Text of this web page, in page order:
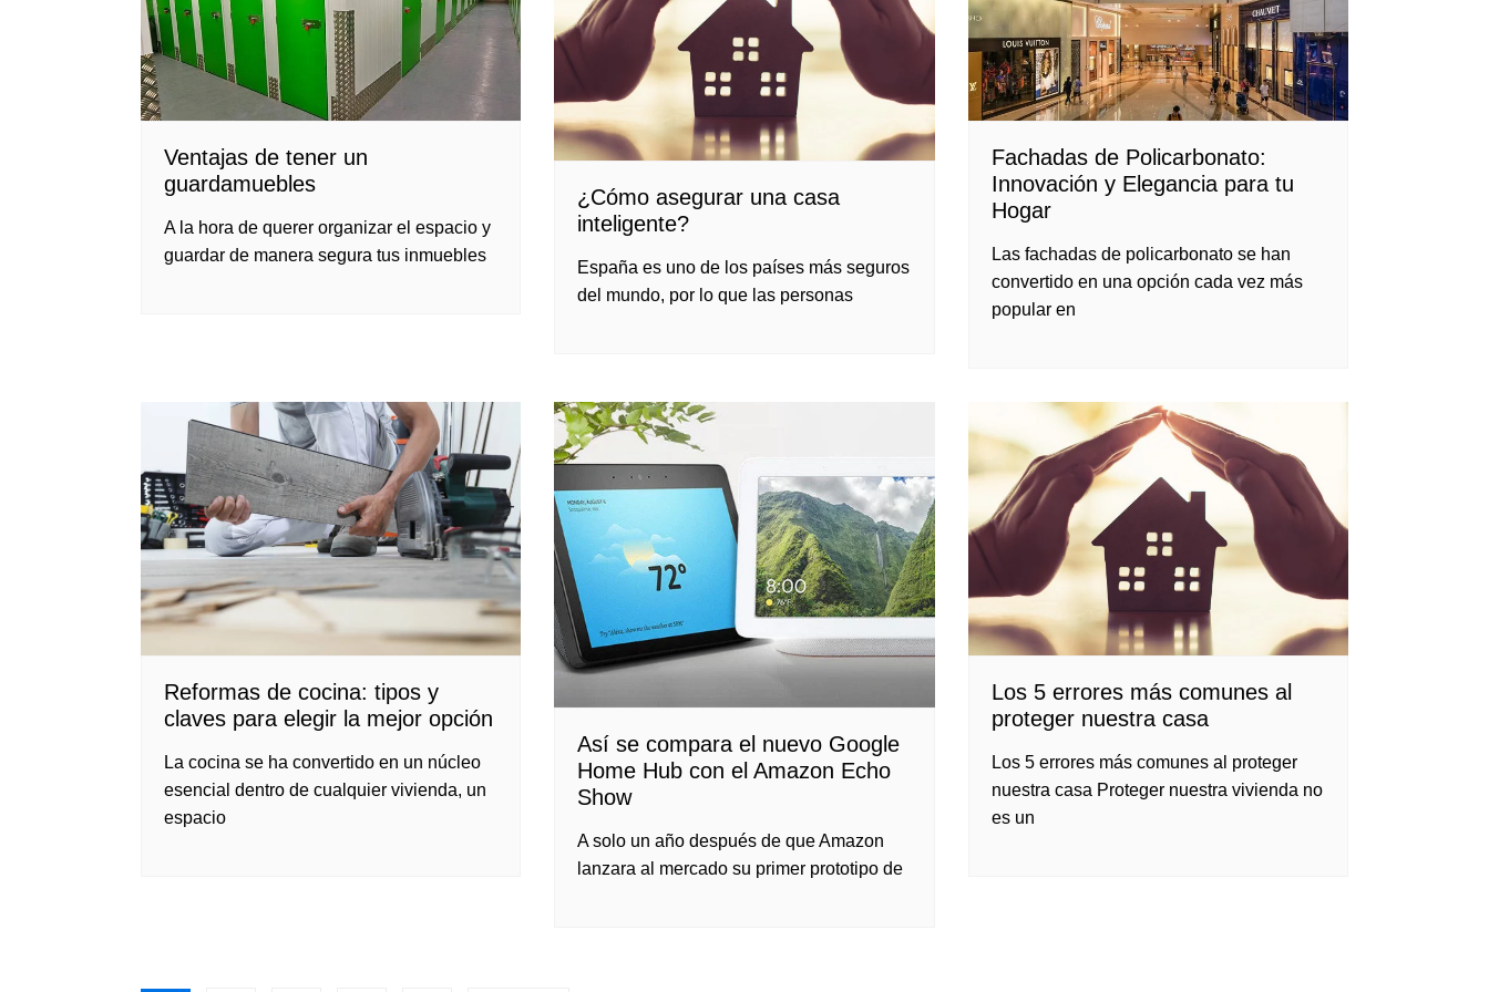
Ventajas de tener un
guardamuebles
A la hora de querer organizar el espacio y
guardar de manera segura tus inmuebles
¿Cómo asegurar una casa
inteligente?
España es uno de los países más seguros
del mundo, por lo que las personas
Fachadas de Policarbonato:
Innovación y Elegancia para tu
Hogar
Las fachadas de policarbonato se han
convertido en una opción cada vez más
popular en
Reformas de cocina: tipos y
claves para elegir la mejor opción
La cocina se ha convertido en un núcleo
esencial dentro de cualquier vivienda, un
espacio
Así se compara el nuevo Google
Home Hub con el Amazon Echo
Show
A solo un año después de que Amazon
lanzara al mercado su primer prototipo de
Los 5 errores más comunes al
proteger nuestra casa
Los 5 errores más comunes al proteger
nuestra casa Proteger nuestra vivienda no
es un